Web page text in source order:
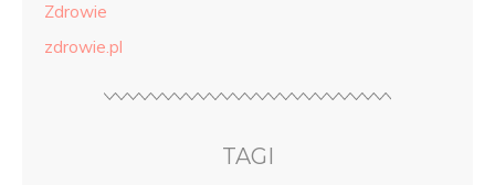
Zdrowie
zdrowie.pl
TAGI